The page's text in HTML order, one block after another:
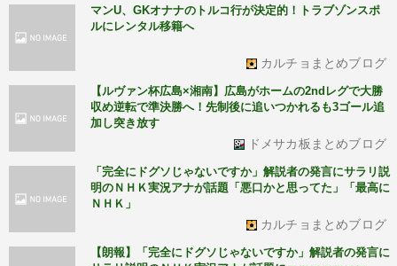
マンU、GKオナナのトルコ行が決定的！トラブゾンスポ
ルにレンタル移籍へ
カルチョまとめブログ
【ルヴァン杯広島×湘南】広島がホームの2ndレグで大勝
収め逆転で準決勝へ！先制後に追いつかれるも3ゴール追
加し突き放す
ドメサカ板まとめブログ
「完全にドグソじゃないですか」解説者の発言にサラリ説
明のＮＨＫ実況アナが話題「悪口かと思ってた」「最高に
ＮＨＫ」
カルチョまとめブログ
【朗報】「完全にドグソじゃないですか」解説者の発言に